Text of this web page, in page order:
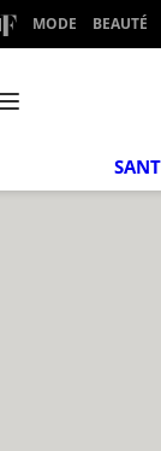
MODE BEAUTÉ